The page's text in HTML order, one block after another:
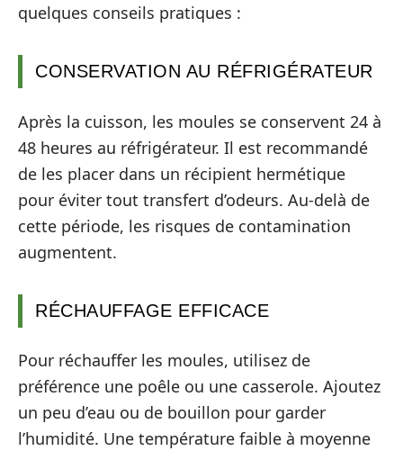
quelques conseils pratiques :
CONSERVATION AU RÉFRIGÉRATEUR
Après la cuisson, les moules se conservent 24 à
48 heures au réfrigérateur. Il est recommandé
de les placer dans un récipient hermétique
pour éviter tout transfert d’odeurs. Au-delà de
cette période, les risques de contamination
augmentent.
RÉCHAUFFAGE EFFICACE
Pour réchauffer les moules, utilisez de
préférence une poêle ou une casserole. Ajoutez
un peu d’eau ou de bouillon pour garder
l’humidité. Une température faible à moyenne